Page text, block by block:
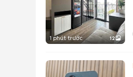
1 phút trước 12